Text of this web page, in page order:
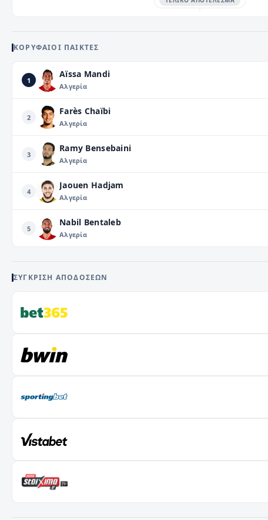
ΚΟΡΥΦΑΊΟΙ ΠΑΊΚΤΕΣ
1
Aïssa Mandi
Αλγερία
2
Farès Chaïbi
Αλγερία
3
Ramy Bensebaini
Αλγερία
4
Jaouen Hadjam
Αλγερία
5
Nabil Bentaleb
Αλγερία
ΣΎΓΚΡΙΣΗ ΑΠΟΔΌΣΕΩΝ